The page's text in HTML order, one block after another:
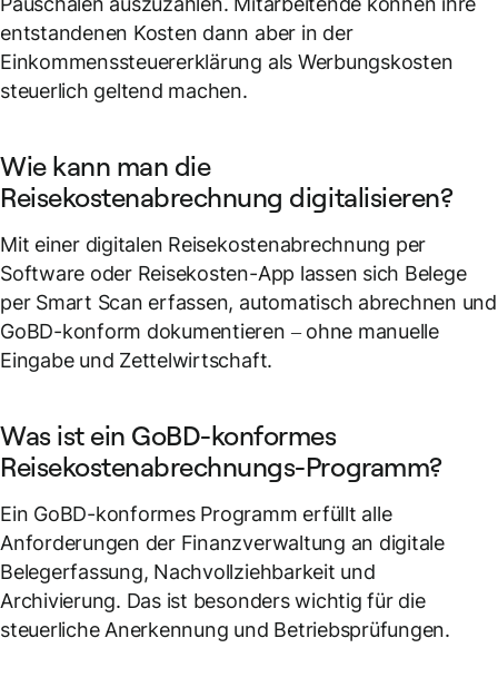
entstandenen Kosten dann aber in der
Einkommenssteuererklärung als Werbungskosten
steuerlich geltend machen.
Wie kann man die
Reisekostenabrechnung digitalisieren?
Mit einer digitalen Reisekostenabrechnung per
Software oder Reisekosten-App lassen sich Belege
per Smart Scan erfassen, automatisch abrechnen und
GoBD-konform dokumentieren – ohne manuelle
Eingabe und Zettelwirtschaft.
Was ist ein GoBD-konformes
Reisekostenabrechnungs-Programm?
Ein GoBD-konformes Programm erfüllt alle
Anforderungen der Finanzverwaltung an digitale
Belegerfassung, Nachvollziehbarkeit und
Archivierung. Das ist besonders wichtig für die
steuerliche Anerkennung und Betriebsprüfungen.